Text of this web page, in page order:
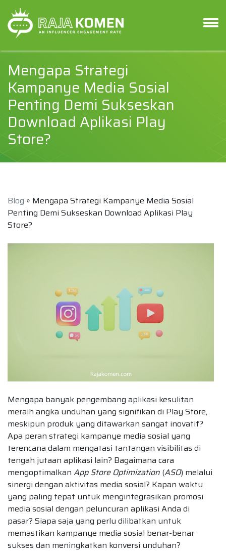
Mengapa Strategi
Kampanye Media Sosial
Penting Demi Sukseskan
Download Aplikasi Play
Store?
Blog » Mengapa Strategi Kampanye Media Sosial
Penting Demi Sukseskan Download Aplikasi Play
Store?
Mengapa banyak pengembang aplikasi kesulitan
meraih angka unduhan yang signifikan di Play Store,
meskipun produk yang ditawarkan sangat inovatif?
Apa peran strategi kampanye media sosial yang
terencana dalam mengatasi tantangan visibilitas di
tengah jutaan aplikasi lain? Bagaimana cara
mengoptimalkan App Store Optimization (ASO) melalui
sinergi dengan aktivitas media sosial? Kapan waktu
yang paling tepat untuk mengintegrasikan promosi
media sosial dengan peluncuran aplikasi Anda di
pasar? Siapa saja yang perlu dilibatkan untuk
memastikan kampanye media sosial benar-benar
sukses dan meningkatkan konversi unduhan?